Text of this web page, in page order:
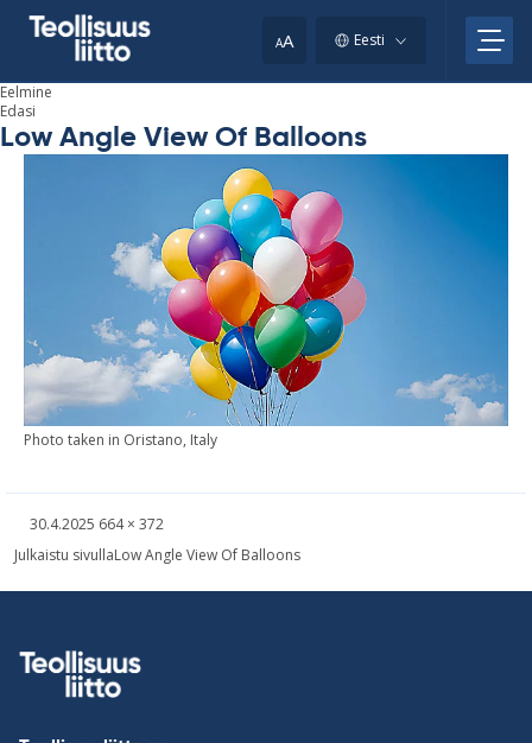
AA Eesti
Eelmine
Edasi
Low Angle View Of Balloons
Photo ta­ken in Oris­tano, Italy
Kirjoitettu
30.4.2025 Täysikokoinen
664 × 372
Post
Julkaistu sivullaLow Angle View Of Balloons